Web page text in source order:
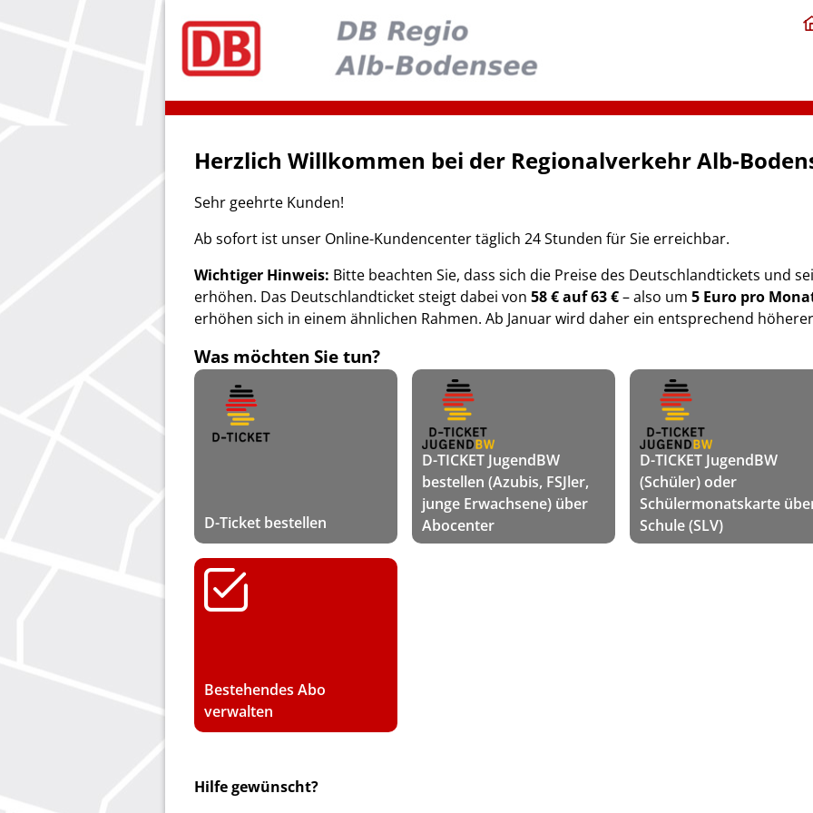
Herzlich Willkommen bei der Regionalverkehr Alb-
Sehr geehrte Kunden!
Ab sofort ist unser Online-Kundencenter täglich 24 Stunden für Sie erreichbar.
Wichtiger Hinweis: Bitte beachten Sie, dass sich die Preise des Deutschlandtickets und
erhöhen. Das Deutschlandticket steigt dabei von 58 € auf 63 €– also um 5 Euro pro
erhöhen sich in einem ähnlichen Rahmen. Ab Januar wird daher ein entsprechend
Was möchten Sie tun?
D-Ticket bestellen
D-TICKET JugendBW
bestellen (Azubis, FSJler,
junge Erwachsene) über
Abocenter
D-TICKET JugendBW
(Schüler) oder
Schülermonatskarte
Schule (SLV)
Bestehendes Abo
verwalten
Hilfe gewünscht?